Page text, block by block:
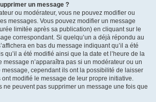
un message ?
ou modérateur, vous ne pouvez modifier ou
messages. Vous pouvez modifier un message
limitée après sa publication) en cliquant sur le
correspondant. Si quelqu’un a déjà répondu au
en bas du message indiquant qu’il a été
qu’il a été modifié ainsi que la date et l’heure de la
n’apparaîtra pas si un modérateur ou un
cependant ils ont la possibilité de laisser
ont modifié le message de leur propre initiative.
ne peuvent pas supprimer un message une fois que